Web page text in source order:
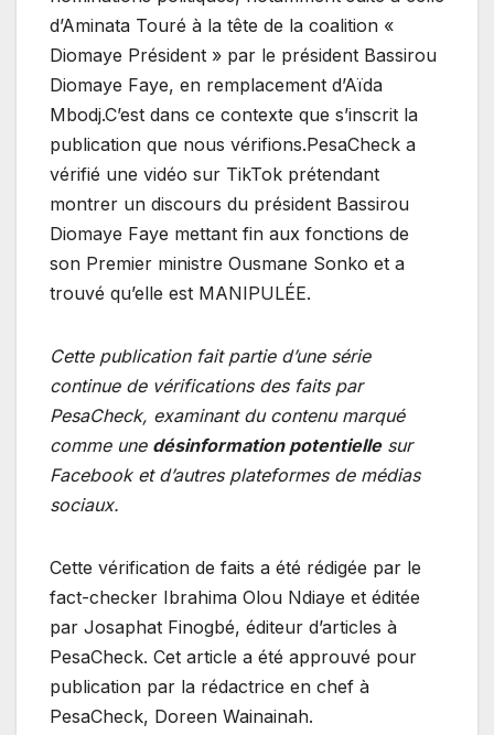
d’Aminata Touré à la tête de la coalition «
Diomaye Président » par le président Bassirou
Diomaye Faye, en remplacement d’Aïda
Mbodj.C’est dans ce contexte que s’inscrit la
publication que nous vérifions.PesaCheck a
vérifié une vidéo sur TikTok prétendant
montrer un discours du président Bassirou
Diomaye Faye mettant fin aux fonctions de
son Premier ministre Ousmane Sonko et a
trouvé qu’elle est MANIPULÉE.
Cette publication fait partie d’une série
continue de vérifications des faits par
PesaCheck, examinant du contenu marqué
comme une désinformation potentiellesur
Facebook et d’autres plateformes de médias
sociaux.
Cette vérification de faits a été rédigée par le
fact-checker Ibrahima Olou Ndiaye et éditée
par Josaphat Finogbé, éditeur d’articles à
PesaCheck. Cet article a été approuvé pour
publication par la rédactrice en chef à
PesaCheck, Doreen Wainainah.